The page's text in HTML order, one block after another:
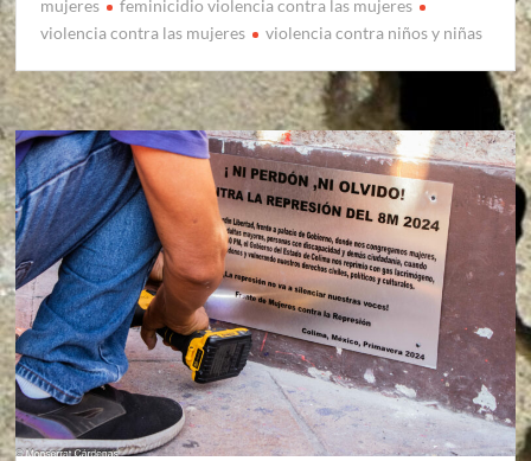
mujeres
feminicidio violencia contra las mujeres
violencia contra las mujeres
violencia contra niños y niñas